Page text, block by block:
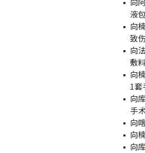
液
向
致
向
敷
向
1套
向
手
向
向
向